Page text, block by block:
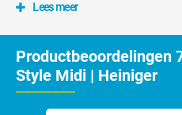
Lees meer
Productbeoordelingen
Style Midi | Heiniger